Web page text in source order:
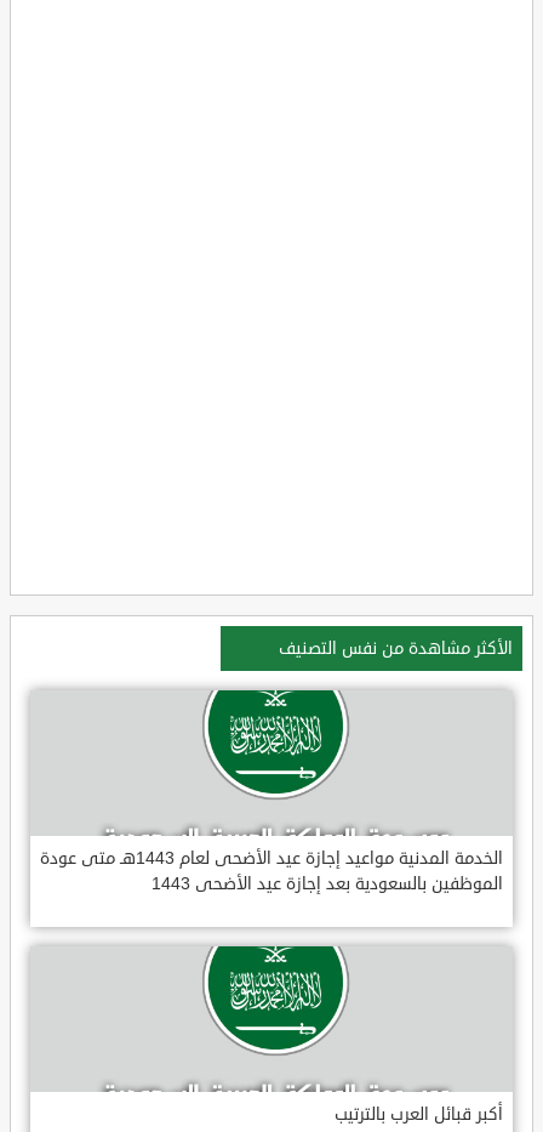
الأكثر مشاهدة من نفس التصنيف
الخدمة المدنية مواعيد إجازة عيد الأضحى لعام 1443هـ متى عودة
الموظفين بالسعودية بعد إجازة عيد الأضحى 1443
أكبر قبائل العرب بالترتيب